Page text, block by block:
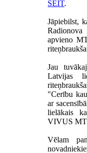
ŠEIT.
Jāpiebilst,
apvieno
Jau
Latvijas
"Cerību
ar
lielākais
VIVUS
Vēlam